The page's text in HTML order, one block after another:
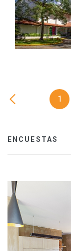
1
ENCUESTAS